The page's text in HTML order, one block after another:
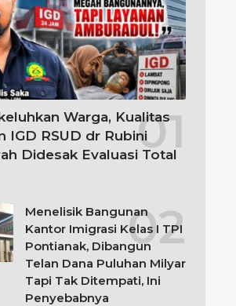
Warga, Kualitas
IGD RSUD dr Rubini
Didesak Evaluasi Total
Menelisik Bangunan
Kantor Imigrasi Kelas I TPI
Pontianak, Dibangun
Telan Dana Puluhan Milyar
Tapi Tak Ditempati, Ini
Penyebabnya